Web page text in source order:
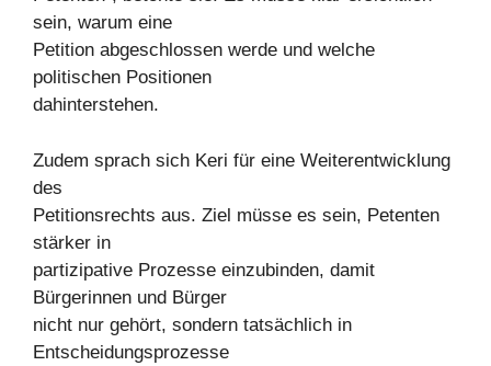
sein, warum eine
Petition abgeschlossen werde und welche
politischen Positionen
dahinterstehen.
Zudem sprach sich Keri für eine Weiterentwicklung
des
Petitionsrechts aus. Ziel müsse es sein, Petenten
stärker in
partizipative Prozesse einzubinden, damit
Bürgerinnen und Bürger
nicht nur gehört, sondern tatsächlich in
Entscheidungsprozesse